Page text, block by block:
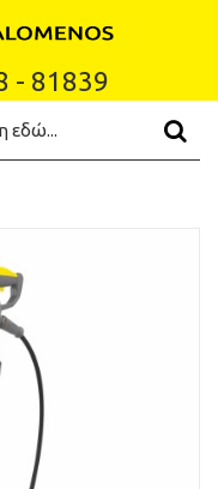
- 81839